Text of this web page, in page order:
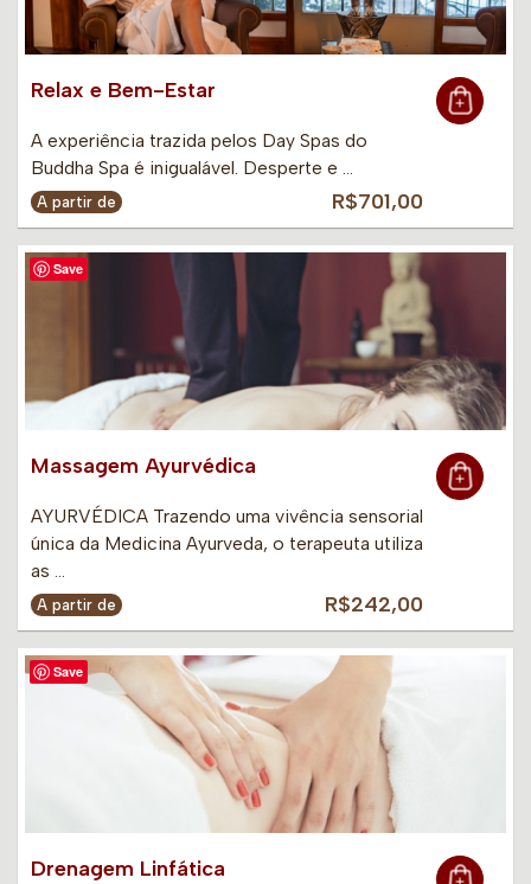
Relax e Bem-Estar
A experiência trazida pelos Day Spas do
Buddha Spa é inigualável. Desperte e …
A partir de R$701,00
Save
Massagem Ayurvédica
AYURVÉDICA Trazendo uma vivência sensorial
única da Medicina Ayurveda, o terapeuta utiliza
as …
A partir de R$242,00
Save
Drenagem Linfática